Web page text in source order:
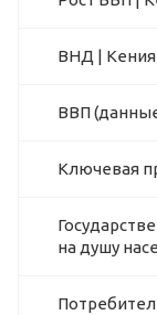
ВНД | Кения
ВВП
Ключевая
на душу